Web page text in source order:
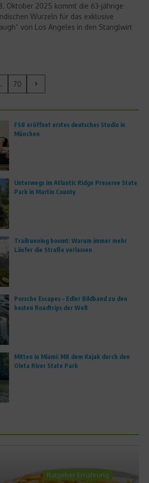
Oktober 2025 kommt die 63-jährige
Wurzeln für das exklusive
von Los Angeles in den Stanglwirt
70
FS8 eröffnet erstes deutsches Studio in
München
Unterwegs im Atlantic Ridge Preserve State
Park in Martin County
Trailrunning boomt: Warum immer mehr
Läufer die Straße verlassen
Porsche Escapes – Edler Bildband zu den
besten Roadtrips der Welt
Mitten in Miami: Mit dem Kajak durch den
Oleta River State Park
Ratgeber Ernährung